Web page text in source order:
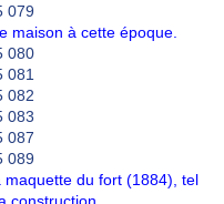
maison à cette époque.
du fort (1884), tel